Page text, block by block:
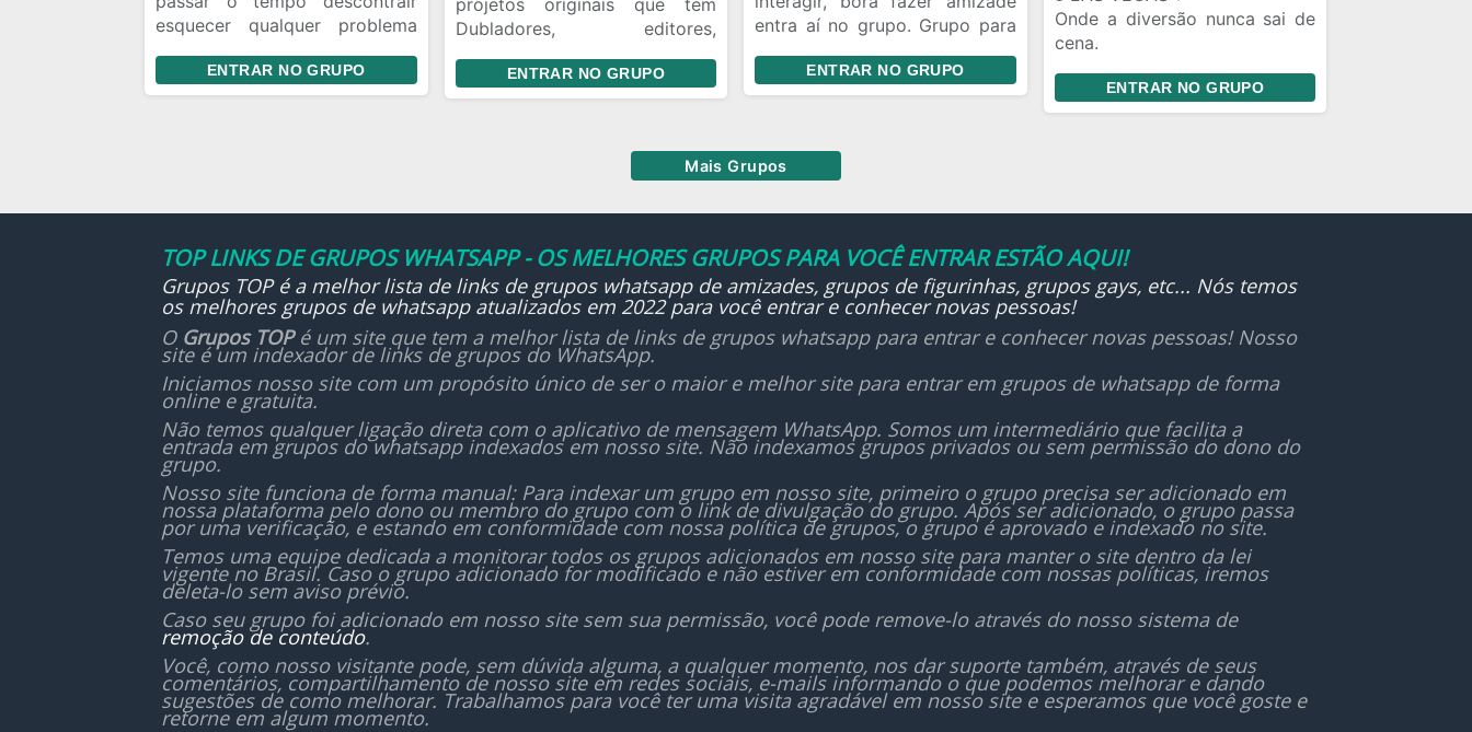
esquecer qualquer problema
ENTRAR NO GRUPO
projetos originais que tem
Dubladores, editores,
A kira é a líder do grupo.
Tambem Ocorre eventos nessa
Mais importante :tem que
haver cooperação se sabe
O intuito é diversão, mas sem
cooperação não haverá
evolução.
ENTRAR NO GRUPO
entra aí no grupo. Grupo para
bora distrair e falar sobre
várias coisas, a gente é tudo
conversar, partiu, entra aí
ENTRAR NO GRUPO
Onde a diversão nunca sai de
cena.
amizades • 🎲 Jogos • 🎉
Eventos
🍀 Puxe uma cadeira, entre na
🎰
ENTRAR NO GRUPO
Mais Grupos
TOP LINKS DE GRUPOS WHATSAPP - OS MELHORES GRUPOS PARA VOCÊ ENTRAR ESTÃO AQUI!
Grupos TOP é a melhor lista de links de grupos whatsapp de amizades, grupos de figurinhas, grupos gays, etc... Nós temos
os melhores grupos de whatsapp atualizados em 2022 para você entrar e conhecer novas pessoas!
O Grupos TOPé um site que tem a melhor lista de links de grupos whatsapp para entrar e conhecer novas pessoas! Nosso
site é um indexador de links de grupos do WhatsApp.
Iniciamos nosso site com um propósito único de ser o maior e melhor site para entrar em grupos de whatsapp de forma
online e gratuita.
Não temos qualquer ligação direta com o aplicativo de mensagem WhatsApp. Somos um intermediário que facilita a
entrada em grupos do whatsapp indexados em nosso site. Não indexamos grupos privados ou sem permissão do dono do
grupo.
Nosso site funciona de forma manual: Para indexar um grupo em nosso site, primeiro o grupo precisa ser adicionado em
nossa plataforma pelo dono ou membro do grupo com o link de divulgação do grupo. Após ser adicionado, o grupo passa
por uma verificação, e estando em conformidade com nossa política de grupos, o grupo é aprovado e indexado no site.
Temos uma equipe dedicada a monitorar todos os grupos adicionados em nosso site para manter o site dentro da lei
vigente no Brasil. Caso o grupo adicionado for modificado e não estiver em conformidade com nossas políticas, iremos
deleta-lo sem aviso prévio.
Caso seu grupo foi adicionado em nosso site sem sua permissão, você pode remove-lo através do nosso sistema de
remoção de conteúdo.
Você, como nosso visitante pode, sem dúvida alguma, a qualquer momento, nos dar suporte também, através de seus
comentários, compartilhamento de nosso site em redes sociais, e-mails informando o que podemos melhorar e dando
sugestões de como melhorar. Trabalhamos para você ter uma visita agradável em nosso site e esperamos que você goste e
retorne em algum momento.